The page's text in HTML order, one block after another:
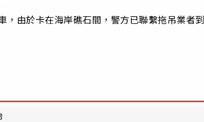
，由於卡在海岸礁石間，警方已聯繫拖吊業者